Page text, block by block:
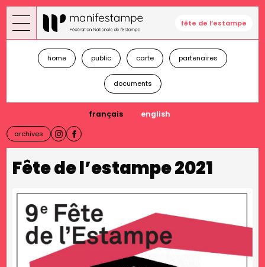
Skip
to
main
content
fête de l’estampe
home public carte partenaires
documents
français english
archives
Fête de l’estampe 2021